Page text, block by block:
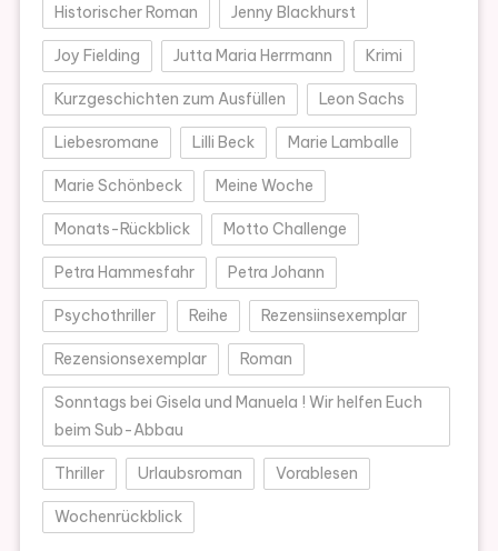
Historischer Roman Jenny Blackhurst
Joy Fielding Jutta Maria Herrmann Krimi
Kurzgeschichten zum Ausfüllen Leon Sachs
Liebesromane Lilli Beck Marie Lamballe
Marie Schönbeck Meine Woche
Monats-Rückblick Motto Challenge
Petra Hammesfahr Petra Johann
Psychothriller Reihe Rezensiinsexemplar
Rezensionsexemplar Roman
Sonntags bei Gisela und Manuela ! Wir helfen Euch
beim Sub-Abbau
Thriller Urlaubsroman Vorablesen
Wochenrückblick